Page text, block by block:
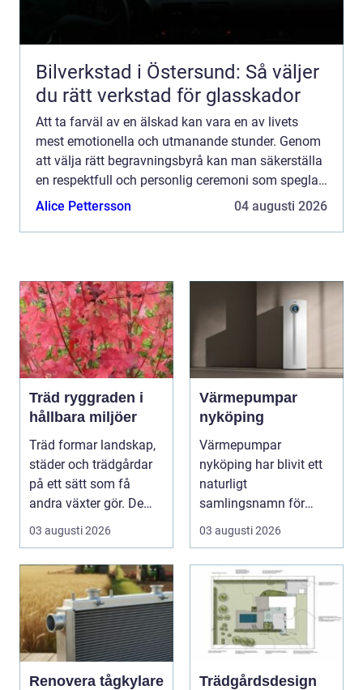
Bilverkstad i Östersund: Så väljer
du rätt verkstad för glasskador
Att ta farväl av en älskad kan vara en av livets
mest emotionella och utmanande stunder. Genom
att välja rätt begravningsbyrå kan man säkerställa
en respektfull och personlig ceremoni som speglar
den avlidnes liv o...
Alice Pettersson 04 augusti 2026
Träd ryggraden i
hållbara miljöer
Träd formar landskap,
städer och trädgårdar
på ett sätt som få
andra växter gör. De
skapar rum, ger ...
03 augusti 2026
Värmepumpar
nyköping
Värmepumpar
nyköping har blivit ett
naturligt
samlingsnamn för
husägare som vill
kombinera lägre ene...
03 augusti 2026
Renovera tågkylare
Trädgårdsdesign